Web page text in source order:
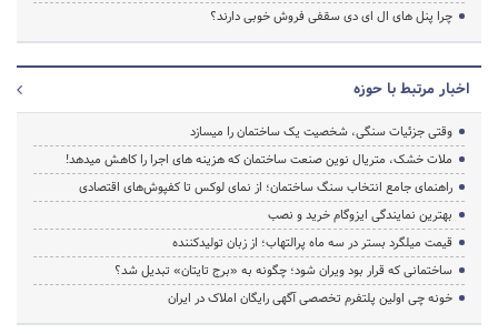
چرا پنل های ال ای دی سقفی فروش خوبی دارند؟
اخبار مرتبط با حوزه
وقتی جزئیات سنگی، شخصیت یک ساختمان را میسازد
ملات خشک، متریال نوین صنعت ساختمان که هزینه‌ های اجرا را کاهش میدهد!
راهنمای جامع انتخاب سنگ ساختمان؛ از نمای لوکس تا کفپوش‌های اقتصادی
بهترین نمایندگی ایزوگام خرید و نصب
قیمت میلگرد بستر در سه ماه پرالتهاب؛ از زبان تولیدکننده
ساختمانی که قرار بود ویران شود؛ چگونه به «برج تایتان» تبدیل شد؟
خونه چی اولین پلتفرم تخصصی آگهی رایگان املاک در ایران